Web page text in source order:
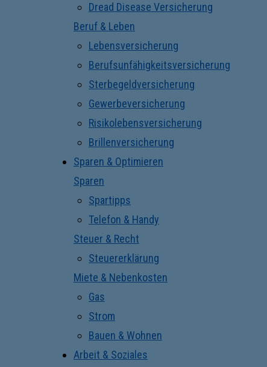
Dread Disease Versicherung
Beruf & Leben
Lebensversicherung
Berufsunfähigkeitsversicherung
Sterbegeldversicherung
Gewerbeversicherung
Risikolebensversicherung
Brillenversicherung
Sparen & Optimieren
Sparen
Spartipps
Telefon & Handy
Steuer & Recht
Steuererklärung
Miete & Nebenkosten
Gas
Strom
Bauen & Wohnen
Arbeit & Soziales